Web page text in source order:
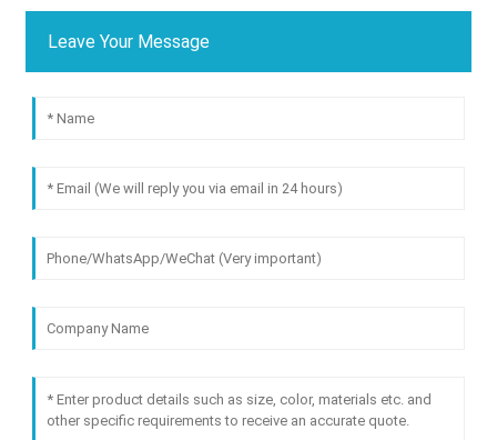
Leave Your Message